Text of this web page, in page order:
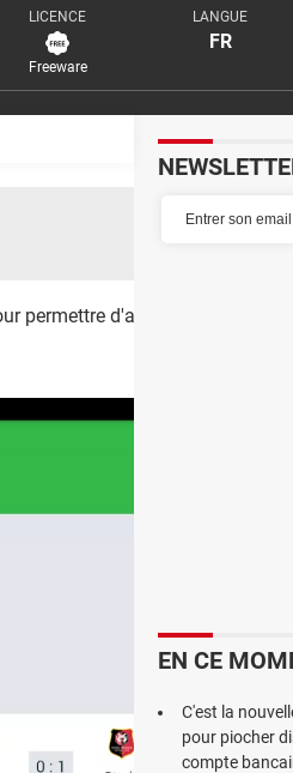
LICENCE
Freeware
LANGUE
FR
permettre d'accéder à toute
EN CE
C'est la
pour piocher
compte